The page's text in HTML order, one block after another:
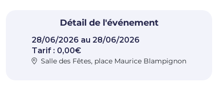
Détail de l'événement
28/06/2026 au 28/06/2026
Tarif : 0,00€
Salle des Fêtes, place Maurice Blampignon